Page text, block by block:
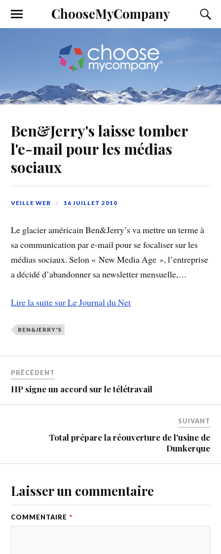
ChooseMyCompany
Ben&Jerry's laisse tomber
l'e-mail pour les médias
sociaux
VEILLE WEB 16 JUILLET 2010
Le glacier américain Ben&Jerry’s va mettre un terme à
sa communication par e-mail pour se focaliser sur les
médias sociaux. Selon « New Media Age », l’entreprise
a décidé d’abandonner sa newsletter mensuelle,…
Lire la suite sur Le Journal du Net
BEN&JERRY'S
PRÉCÉDENT
HP signe un accord sur le télétravail
SUIVANT
Total prépare la réouverture de l'usine de
Dunkerque
Laisser un commentaire
COMMENTAIRE *